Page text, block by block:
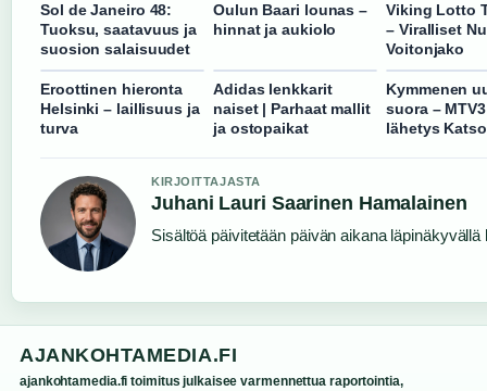
Sol de Janeiro 48:
Tuoksu, saatavuus ja
suosion salaisuudet
Oulun Baari lounas –
hinnat ja aukiolo
Viking Lotto
– Viralliset
Voitonjako
Eroottinen hieronta
Helsinki – laillisuus ja
turva
Adidas lenkkarit
naiset | Parhaat mallit
ja ostopaikat
Kymmenen
suora –
lähetys
KIRJOITTAJASTA
Juhani Lauri Saarinen Hamalainen
Sisältöä päivitetään päivän aikana läpinäkyvällä
AJANKOHTAMEDIA.FI
ajankohtamedia.fi toimitus julkaisee varmennettua raportointia,